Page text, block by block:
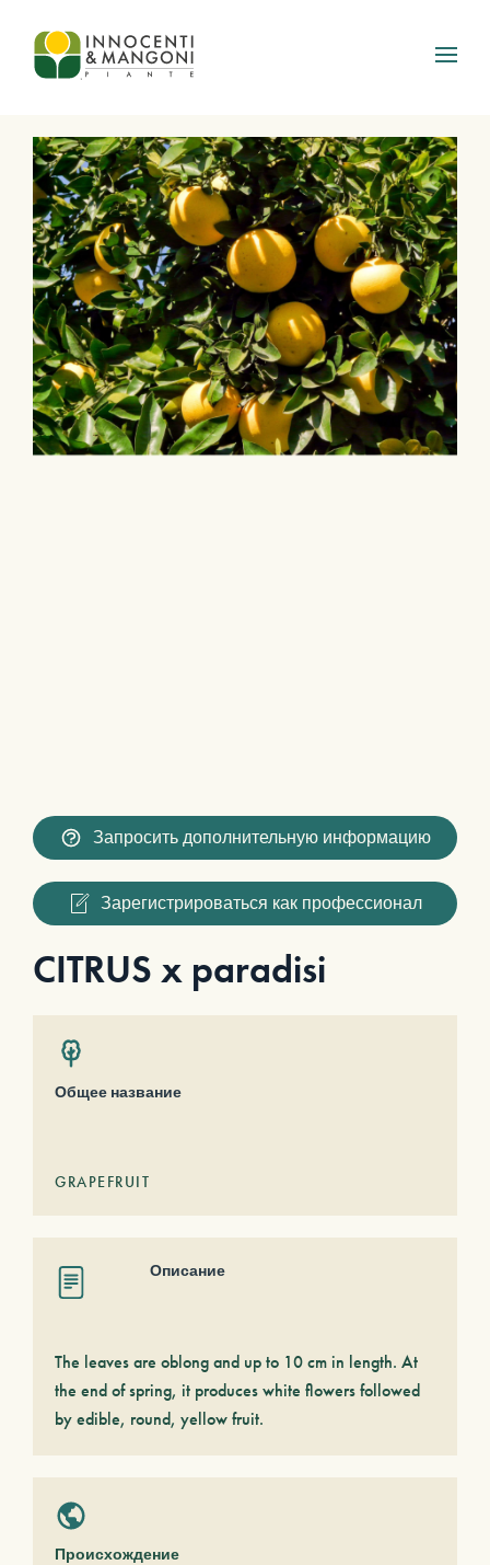
Skip to main content
Запросить дополнительную информацию
Зарегистрироваться как профессионал
CITRUS x paradisi
Общее название
GRAPEFRUIT
Описание
The leaves are oblong and up to 10 cm in length. At
the end of spring, it produces white flowers followed
by edible, round, yellow fruit.
Происхождение